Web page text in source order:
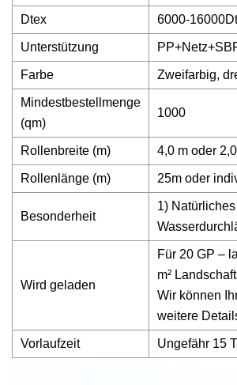
Dtex 6000-
Unterstützung
Farbe Zweifarbig,
Mindestbestellmenge
(qm)
1000
Rollenbreite (m) 4,0 m oder
Rollenlänge (m) 25m oder
Besonderheit
1)
Wird geladen
Für 20 GP –
m²
Wir können
weitere
Vorlaufzeit Ungefähr 15